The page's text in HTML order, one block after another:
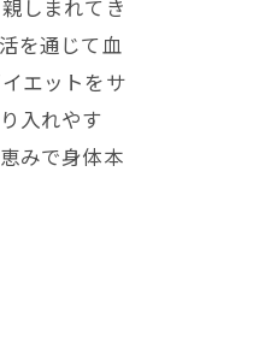
しまれてき
を通じて血
エットをサ
入れやす
みで身体本